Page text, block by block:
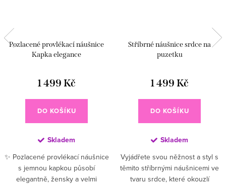
Pozlacené provlékací náušnice
Kapka elegance
1 499 Kč
DO KOŠÍKU
Skladem
✨ Pozlacené provlékací náušnice
s jemnou kapkou působí
elegantně, žensky a velmi
Stříbrné náušnice srdce na
puzetku
1 499 Kč
DO KOŠÍKU
Skladem
Vyjádřete svou něžnost a styl s
těmito stříbrnými náušnicemi ve
tvaru srdce, které okouzlí